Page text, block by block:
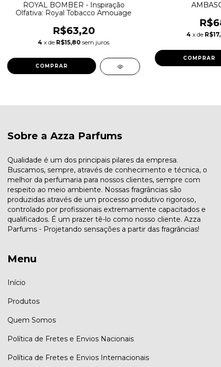
ROYAL BOMBER - Inspiração
Olfativa: Royal Tobacco Amouage
R$63,20
4 x de R$15,80 sem juros
COMPRAR
4 x de
COMPRAR
Sobre a Azza Parfums
Qualidade é um dos principais pilares da empresa.
Buscamos, sempre, através de conhecimento e técnica, o
melhor da perfumaria para nossos clientes, sempre com
respeito ao meio ambiente. Nossas fragrâncias são
produzidas através de um processo produtivo rigoroso,
controlado por profissionais extremamente capacitados e
qualificados. É um prazer tê-lo como nosso cliente. Azza
Parfums - Projetando sensações a partir das fragrâncias!
Menu
Início
Produtos
Quem Somos
Política de Fretes e Envios Nacionais
Política de Fretes e Envios Internacionais